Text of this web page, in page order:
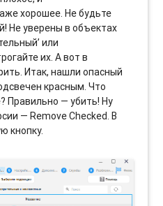
хорошее. Не будьте
Не уверены в объектах
или
их. А вот в
Итак, нашли опасный
красным. Что
Правильно — убить! Ну
— Remove Checked. В
кнопку.